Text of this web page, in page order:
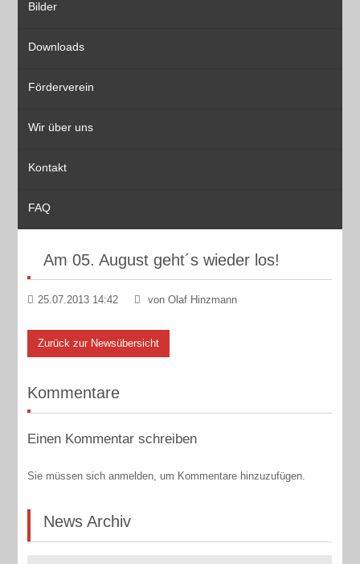
Bilder
Downloads
Förderverein
Wir über uns
Kontakt
FAQ
Am 05. August geht´s wieder los!
25.07.2013 14:42 von Olaf Hinzmann
Zurück zur Newsübersicht
Kommentare
Einen Kommentar schreiben
Sie müssen sich anmelden, um Kommentare hinzuzufügen.
News Archiv